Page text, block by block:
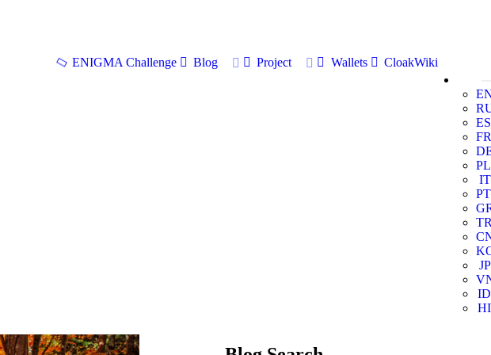
ENIGMA Challenge Blog Project Wallets
CloakWiki
ES
FR
PL
IT
PT
JP
ID
HI